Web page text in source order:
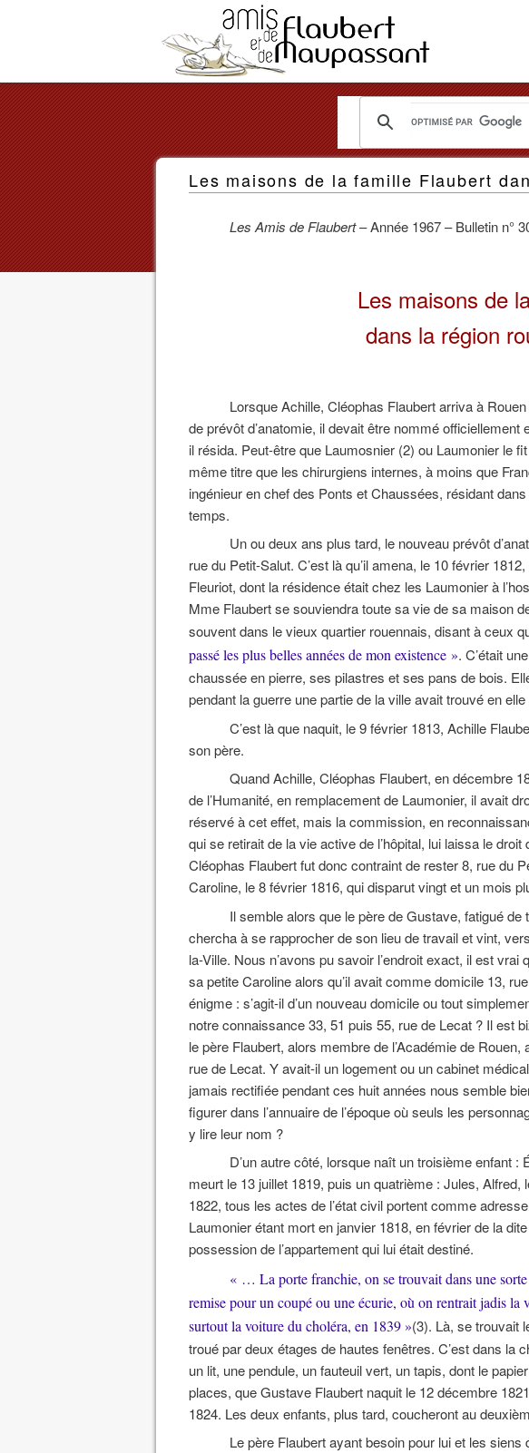
Les
Amis
de
Flaubert
Les maisons de la famille Flaubert
Les Amis de Flaubert– Année 1967 – Bulletin n°
Les maisons de
dans la région
Lorsque Achille, Cléophas Flaubert arriva à
de prévôt d’anatomie, il devait être nommé
il résida. Peut-être que Laumosnier (2) ou Laumonier le
même titre que les chirurgiens internes, à moins que
ingénieur en chef des Ponts et Chaussées, résidant
temps.
Un ou deux ans plus tard, le nouveau prévôt
rue du Petit-Salut. C’est là qu’il amena, le 10 février
Fleuriot, dont la résidence était chez les Laumonier à
Mme Flaubert se souviendra toute sa vie de sa maison
souvent dans le vieux quartier rouennais, disant à ceux
passé les plus belles années de mon existence ». C’était
chaussée en pierre, ses pilastres et ses pans de bois.
pendant la guerre une partie de la ville avait trouvé en
C’est là que naquit, le 9 février 1813, Achille
son père.
Quand Achille, Cléophas Flaubert, en décembre
de l’Humanité, en remplacement de Laumonier, il avait
réservé à cet effet, mais la commission, en
qui se retirait de la vie active de l’hôpital, lui laissa le
Cléophas Flaubert fut donc contraint de rester 8, rue du
Caroline, le 8 février 1816, qui disparut vingt et un mois
Il semble alors que le père de Gustave, fatigué
chercha à se rapprocher de son lieu de travail et vint,
la-Ville. Nous n’avons pu savoir l’endroit exact, il est vrai
sa petite Caroline alors qu’il avait comme domicile 13,
énigme : s’agit-il d’un nouveau domicile ou tout
notre connaissance 33, 51 puis 55, rue de Lecat ? Il est
le père Flaubert, alors membre de l’Académie de
rue de Lecat. Y avait-il un logement ou un cabinet
jamais rectifiée pendant ces huit années nous semble
figurer dans l’annuaire de l’époque où seuls les
y lire leur nom ?
D’un autre côté, lorsque naît un troisième enfant
meurt le 13 juillet 1819, puis un quatrième : Jules,
1822, tous les actes de l’état civil portent comme
Laumonier étant mort en janvier 1818, en février de la
possession de l’appartement qui lui était destiné.
« … La porte franchie, on se trouvait dans une
remise pour un coupé ou une écurie, où on rentrait jadis la
surtout la voiture du choléra, en 1839 »(3). Là, se trouvait
troué par deux étages de hautes fenêtres. C’est dans la
un lit, une pendule, un fauteuil vert, un tapis, dont le
places, que Gustave Flaubert naquit le 12 décembre
1824. Les deux enfants, plus tard, coucheront au
Le père Flaubert ayant besoin pour lui et les siens